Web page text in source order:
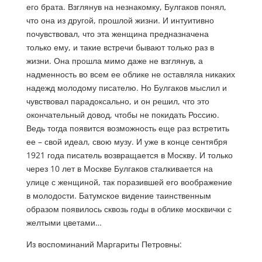
его брата. Взглянув на незнакомку, Булгаков понял,
что она из другой, прошлой жизни. И интуитивно
почувствовал, что эта женщина предназначена
только ему, и такие встречи бывают только раз в
жизни. Она прошла мимо даже не взглянув, а
надменность во всем ее облике не оставляла никаких
надежд молодому писателю. Но Булгаков мыслил и
чувствовал парадоксально, и он решил, что это
окончательный довод, чтобы не покидать Россию.
Ведь тогда появится возможность еще раз встретить
ее – свой идеал, свою музу. И уже в конце сентября
1921 года писатель возвращается в Москву. И только
через 10 лет в Москве Булгаков сталкивается на
улице с женщиной, так поразившей его воображение
в молодости. Батумское видение таинственным
образом появилось сквозь годы в облике москвички с
желтыми цветами…
Из воспоминаний Маргариты Петровны: